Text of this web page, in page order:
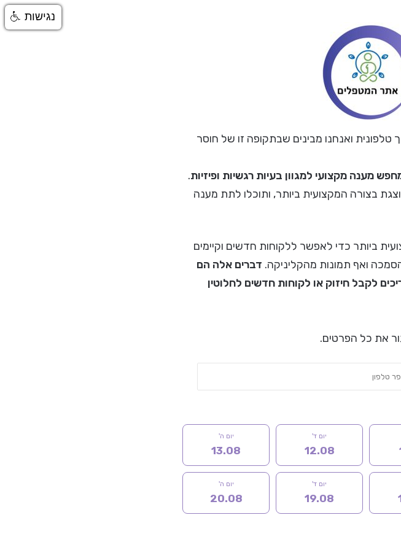
טלפונית ואנחנו מבינים שבתקופה זו של חוסר
מענה מקצועי למגוון בעיות רגשיות ופיזיות.
בצורה המקצועית ביותר, ותוכלו לתת מענה
ביותר כדי לאפשר ללקוחות חדשים וקיימים
ואף תמונות מהקליניקה. דברים אלה הם
לקבל חיזוק או לקוחות חדשים לחלוטין
יום ד'
12.08
יום ה'
13.08
יום ד'
19.08
יום ה'
20.08
נגישות